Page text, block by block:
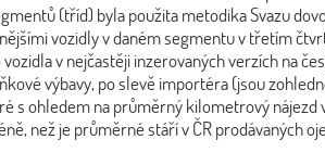
(tříd) byla použita metodika Svazu
vozidly v daném segmentu v třetím
v nejčastěji inzerovaných verzích na
výbavy, po slevě importéra (jsou
s ohledem na průměrný kilometrový nájezd
než je průměrné stáří v ČR prodávaných